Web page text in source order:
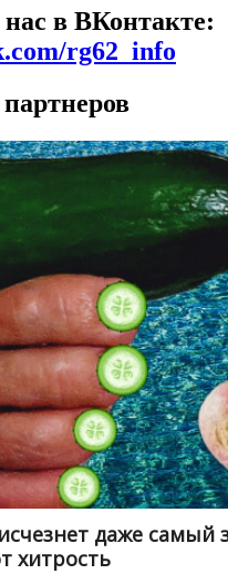
в ВКонтакте:
rg62_info
даже самый
хитрость